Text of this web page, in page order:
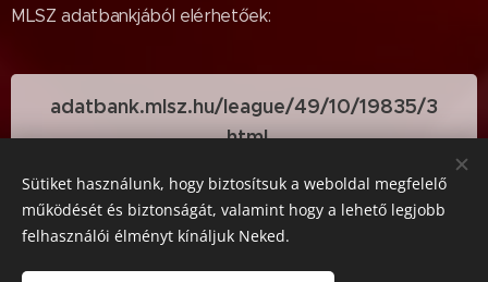
MLSZ adatbankjából elérhetőek:
adatbank.mlsz.hu/league/49/10/19835/3
.html
© BALASSAGYARMATI SPORT CLUB 2660 Balassagyarmat, Vizy
Zs. út 14.
Sütiket használunk, hogy biztosítsuk a weboldal megfelelő
működését és biztonságát, valamint hogy a lehető legjobb
felhasználói élményt kínáljuk Neked.